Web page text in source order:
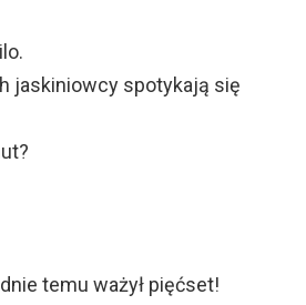
jaskiniowcy spotykają się
temu ważył pięćset!